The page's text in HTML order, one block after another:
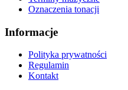
Oznaczenia tonacji
Informacje
Polityka prywatności
Regulamin
Kontakt